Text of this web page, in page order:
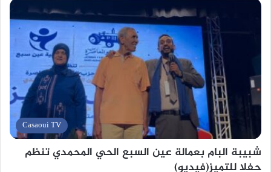
Casaoui TV
شبيبة البام بعمالة عين السبع الحي المحمدي تنظم
حفلا للتميز(فيديو)